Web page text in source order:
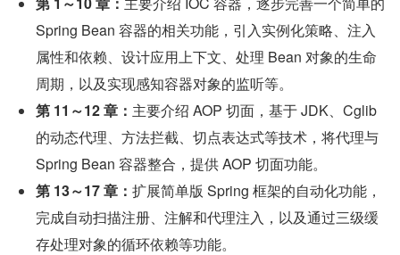
Spring Bean 容器的相关功能，引入实例化策略、注入
属性和依赖、设计应用上下文、处理 Bean 对象的生命
周期，以及实现感知容器对象的监听等。
第 11～12 章： 主要介绍 AOP 切面，基于 JDK、Cglib
的动态代理、方法拦截、切点表达式等技术，将代理与
Spring Bean 容器整合，提供 AOP 切面功能。
第 13～17 章： 扩展简单版 Spring 框架的自动化功能，
完成自动扫描注册、注解和代理注入，以及通过三级缓
存处理对象的循环依赖等功能。